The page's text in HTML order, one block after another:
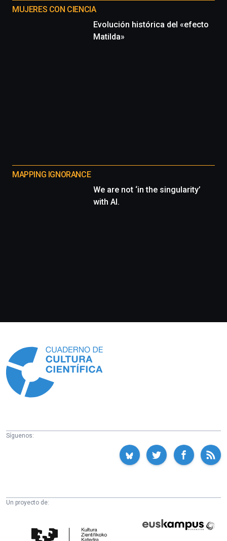
MUJERES CON CIENCIA
Evolución histórica del «efecto
Matilda»
MAPPING IGNORANCE
We are not ‘in the singularity’
with AI.
Síguenos:
Un proyecto de:
Fundazioa